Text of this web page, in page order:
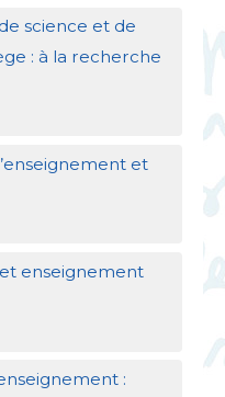
science et de
: à la recherche
et
enseignement
: